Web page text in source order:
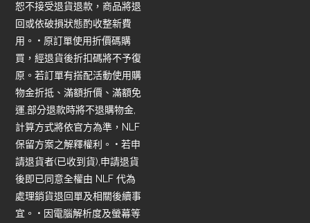
恕不接受退貨退款，商品將退
回或依破損狀態酌收整新費
用。 • 原訂單使用折價碼購
買，經退貨後折扣碼將不予復
原。若訂單有搭配活動使用購
物金折抵、滿額折價、滿額免
運,部分退款時將不退購物金,
計算方式將依官方為準，NLF
保留方案之解釋權利。 • 若申
請退貨者(已收到貨),申請退貨
後即已同意全權由 NLF 代為
處理銷貨退回單及相關後續事
宜。 • 因電腦解析度及螢幕等